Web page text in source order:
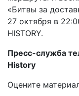
«Битвы за
27 октября в
HISTORY.
Пресс-служба
History
Оцените